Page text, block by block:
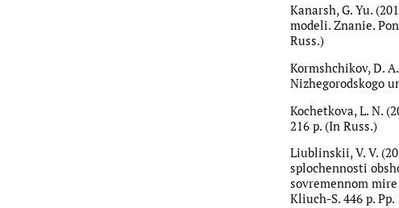
Kanarsh, G. Yu.
modeli. Znanie.
Russ.)
Kormshchikov, D.
Nizhegorodskogo
Kochetkova, L. N.
216 p. (In Russ.)
Liublinskii, V. V.
splochennosti
sovremennom mire
Kliuch-S. 446 p.